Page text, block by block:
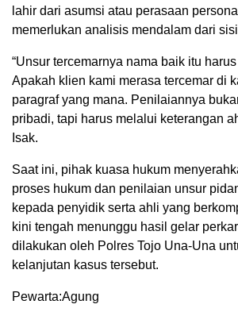
lahir dari asumsi atau perasaan
memerlukan analisis mendalam dari
“Unsur tercemarnya nama baik itu
Apakah klien kami merasa tercemar di
paragraf yang mana. Penilaiannya
pribadi, tapi harus melalui keterangan
Isak.
Saat ini, pihak kuasa hukum
proses hukum dan penilaian unsur
kepada penyidik serta ahli yang
kini tengah menunggu hasil gelar
dilakukan oleh Polres Tojo Una-Una
kelanjutan kasus tersebut.
Pewarta:Agung